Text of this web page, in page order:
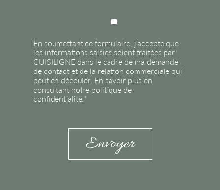
En soumettant ce formulaire, j'accepte que
les informations saisies soient traitées par
CUISILIGNE dans le cadre de ma demande
de contact et de la relation commerciale qui
peut en découler. En savoir plus en
consultant notre politique de
confidentialité.*